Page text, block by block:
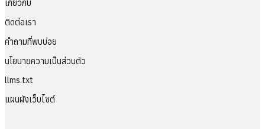
เกี่ยวกับ
ติดต่อเรา
คำถามที่พบบ่อย
นโยบายความเป็นส่วนตัว
llms.txt
แผนผังเว็บไซต์